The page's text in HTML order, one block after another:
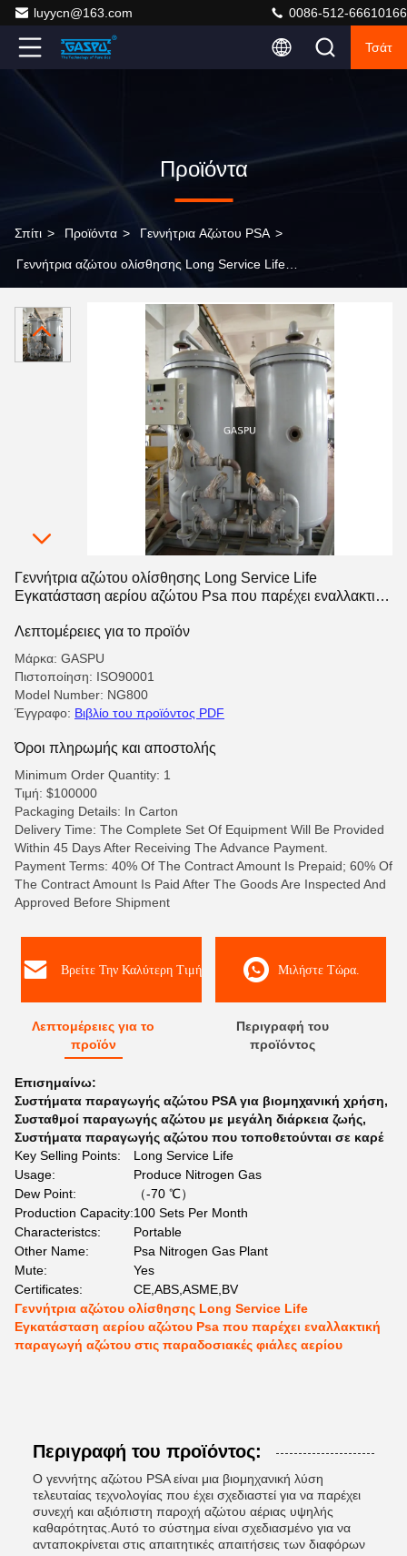
luyycn@163.com 0086-512-66610166
Τσάτ
Προϊόντα
Σπίτι > Προϊόντα > Γεννήτρια Αζώτου PSA >
Γεννήτρια αζώτου ολίσθησης Long Service Life
εναλλακτική παραγωγή αζώτου στις παραδοσιακές
φιάλες αερίου
Γεννήτρια αζώτου ολίσθησης Long Service Life
Εγκατάσταση αερίου αζώτου Psa που παρέχει εναλλακτική
Λεπτομέρειες για το προϊόν
Μάρκα: GASPU
Πιστοποίηση: ISO90001
Model Number: NG800
Έγγραφο: Βιβλίο του προϊόντος PDF
Όροι πληρωμής και αποστολής
Minimum Order Quantity: 1
Τιμή: $100000
Packaging Details: In Carton
Delivery Time: The Complete Set Of Equipment Will Be Provided
Within 45 Days After Receiving The Advance Payment.
Payment Terms: 40% Of The Contract Amount Is Prepaid; 60% Of
The Contract Amount Is Paid After The Goods Are Inspected And
Approved Before Shipment
Βρείτε Την Καλύτερη Τιμή Μιλήστε Τώρα.
Λεπτομέρειες για το
προϊόν
Περιγραφή του
προϊόντος
Επισημαίνω:
Συστήματα παραγωγής αζώτου PSA για βιομηχανική χρήση,
Συσταθμοί παραγωγής αζώτου με μεγάλη διάρκεια ζωής,
Συστήματα παραγωγής αζώτου που τοποθετούνται σε καρέ
Key Selling Points:
Long Service Life
Usage:
Produce Nitrogen Gas
Dew Point:
（-70 ℃）
Production Capacity:100 Sets Per Month
Characteristcs:
Portable
Other Name:
Psa Nitrogen Gas Plant
Mute:
Yes
Certificates:
CE,ABS,ASME,BV
Γεννήτρια αζώτου ολίσθησης Long Service Life
Εγκατάσταση αερίου αζώτου Psa που παρέχει εναλλακτική
παραγωγή αζώτου στις παραδοσιακές φιάλες αερίου
Περιγραφή του προϊόντος:
Ο γεννήτης αζώτου PSA είναι μια βιομηχανική λύση
τελευταίας τεχνολογίας που έχει σχεδιαστεί για να παρέχει
συνεχή και αξιόπιστη παροχή αζώτου αέριας υψηλής
καθαρότητας.Αυτό το σύστημα είναι σχεδιασμένο για να
ανταποκρίνεται στις απαιτητικές απαιτήσεις των διαφόρων